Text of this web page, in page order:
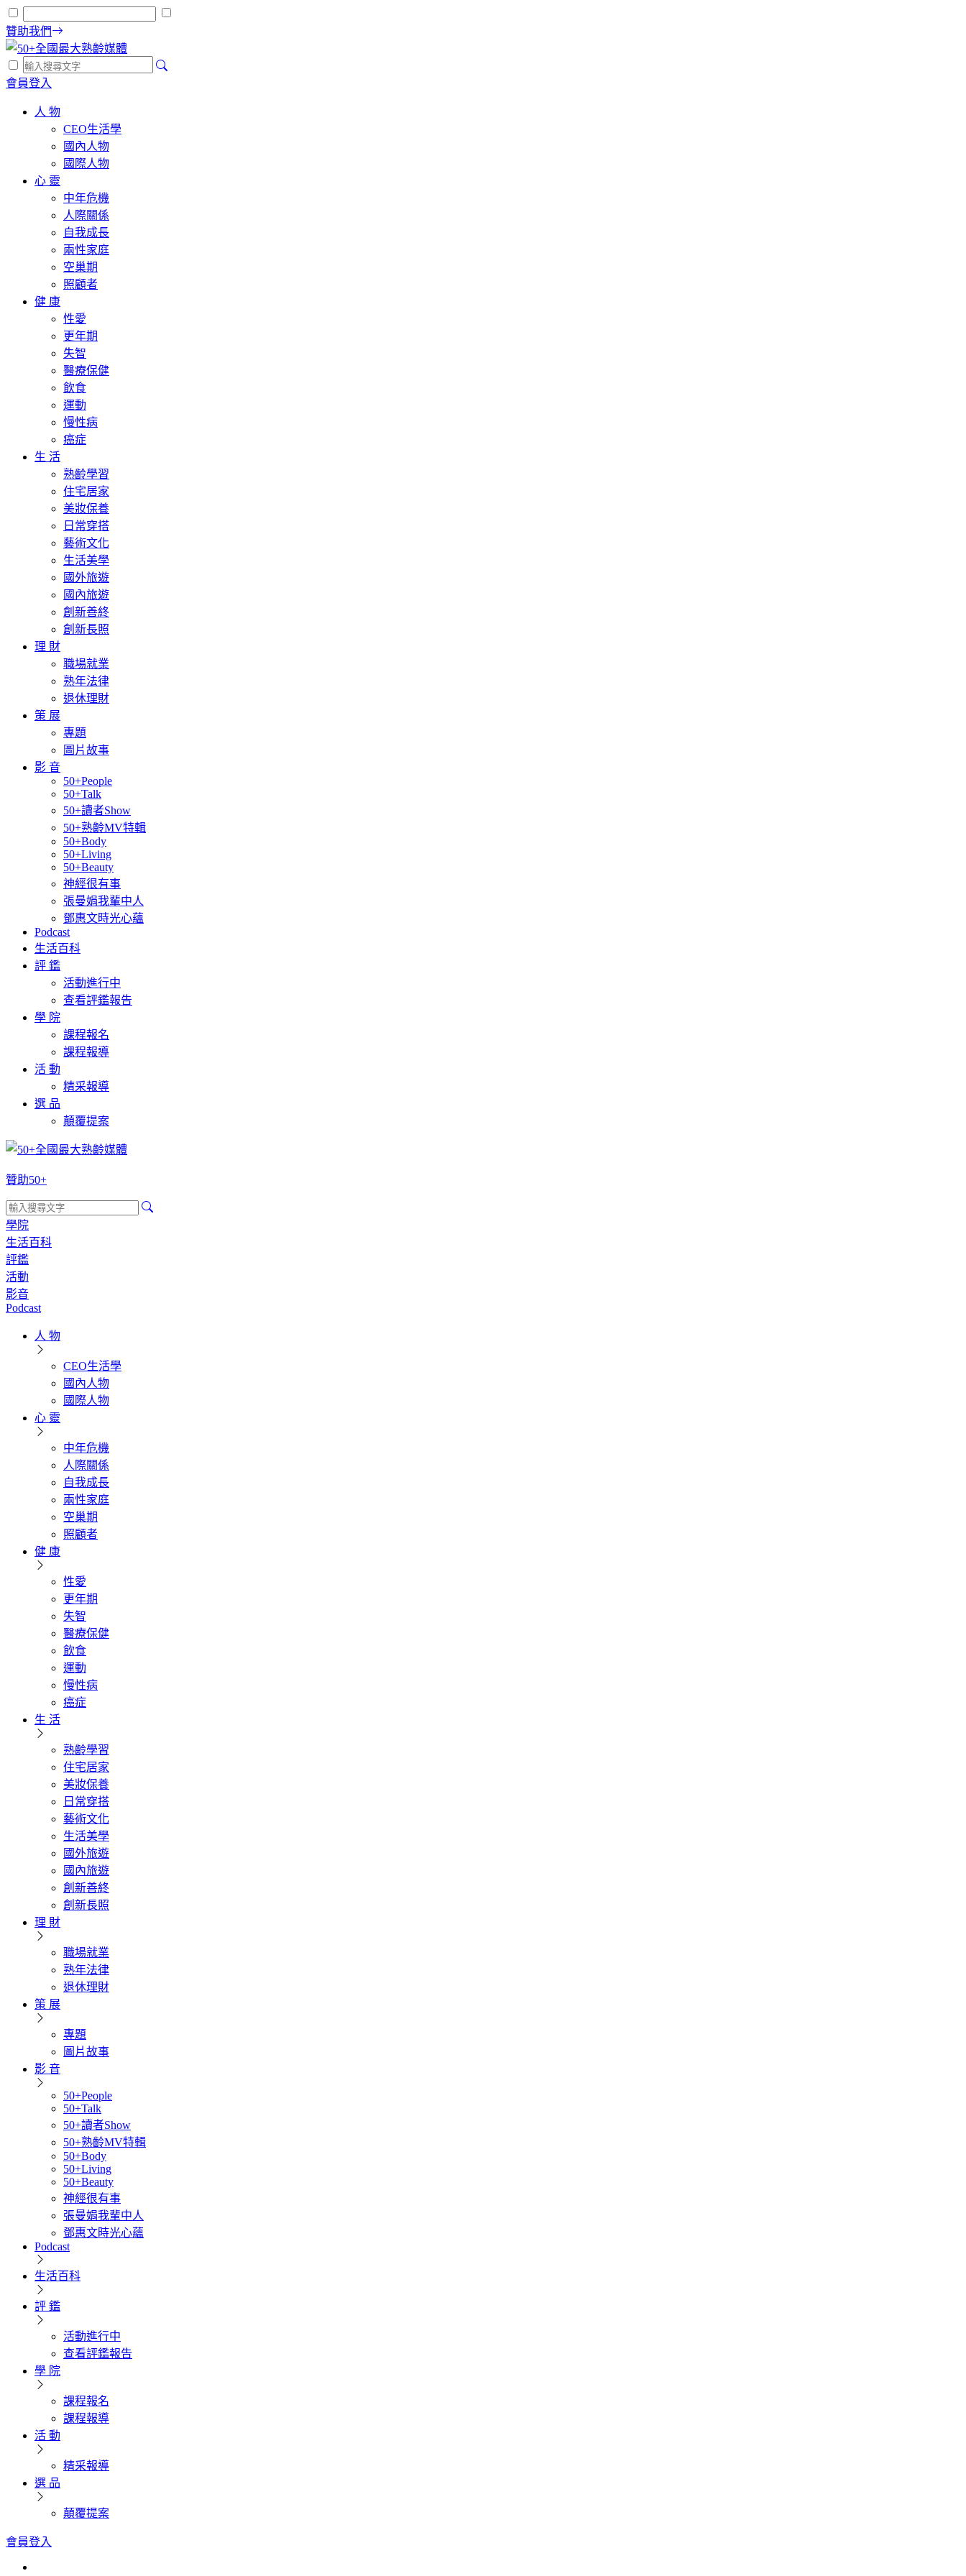
贊助我們
會員登入
人 物
CEO生活學
國內人物
國際人物
心 靈
中年危機
人際關係
自我成長
兩性家庭
空巢期
照顧者
健 康
性愛
更年期
失智
醫療保健
飲食
運動
慢性病
癌症
生 活
熟齡學習
住宅居家
美妝保養
日常穿搭
藝術文化
生活美學
國外旅遊
國內旅遊
創新善終
創新長照
理 財
職場就業
熟年法律
退休理財
策 展
專題
圖片故事
影 音
50+People
50+Talk
50+讀者Show
50+熟齡MV特輯
50+Body
50+Living
50+Beauty
神經很有事
張曼娟我輩中人
鄧惠文時光心蘊
Podcast
生活百科
評 鑑
活動進行中
查看評鑑報告
學 院
課程報名
課程報導
活 動
精采報導
選 品
顛覆提案
贊助50+
學院
生活百科
評鑑
活動
影音
Podcast
人 物
CEO生活學
國內人物
國際人物
心 靈
中年危機
人際關係
自我成長
兩性家庭
空巢期
照顧者
健 康
性愛
更年期
失智
醫療保健
飲食
運動
慢性病
癌症
生 活
熟齡學習
住宅居家
美妝保養
日常穿搭
藝術文化
生活美學
國外旅遊
國內旅遊
創新善終
創新長照
理 財
職場就業
熟年法律
退休理財
策 展
專題
圖片故事
影 音
50+People
50+Talk
50+讀者Show
50+熟齡MV特輯
50+Body
50+Living
50+Beauty
神經很有事
張曼娟我輩中人
鄧惠文時光心蘊
Podcast
生活百科
評 鑑
活動進行中
查看評鑑報告
學 院
課程報名
課程報導
活 動
精采報導
選 品
顛覆提案
會員登入